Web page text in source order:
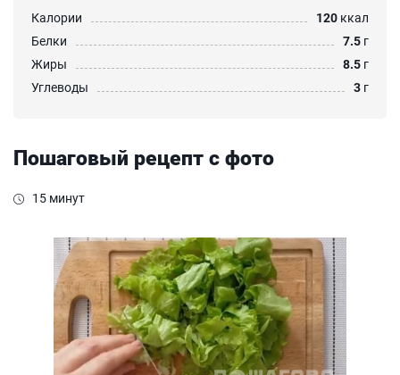
Калории
120 ккал
Белки
7.5 г
Жиры
8.5 г
Углеводы
3 г
Пошаговый рецепт с фото
15 минут